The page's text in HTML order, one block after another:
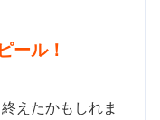
ール！
えたかもしれま